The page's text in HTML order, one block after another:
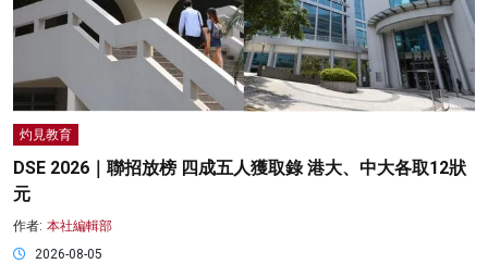
灼見教育
DSE 2026｜聯招放榜 四成五人獲取錄 港大、中大各取12狀
元
作者: 本社編輯部
2026-08-05